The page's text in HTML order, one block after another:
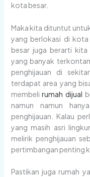
kota besar.
Maka kita dituntut
yang berlokasi di
besar juga berarti kita
yang banyak
penghijauan di
terdapat area yang
membelirumah dijual
namun namun
penghijauan. Kalau
yang masih asri
melirik penghijauan
pertimbangan penting
Pastikan juga rumah